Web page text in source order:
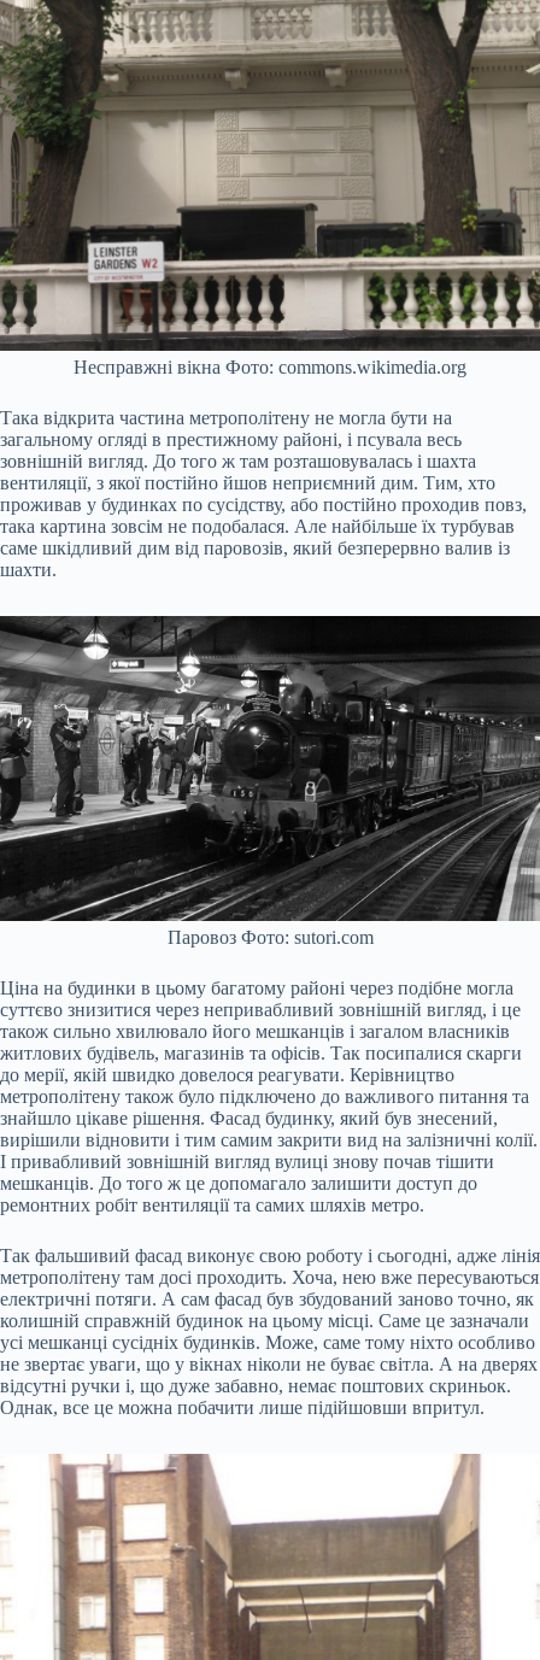
Несправжні вікна Фото: commons.wikimedia.org
Така відкрита частина метрополітену не могла бути на
загальному огляді в престижному районі, і псувала весь
зовнішній вигляд. До того ж там розташовувалась і шахта
вентиляції, з якої постійно йшов неприємний дим. Тим, хто
проживав у будинках по сусідству, або постійно проходив повз,
така картина зовсім не подобалася. Але найбільше їх турбував
саме шкідливий дим від паровозів, який безперервно валив із
шахти.
Паровоз Фото: sutori.com
Ціна на будинки в цьому багатому районі через подібне могла
суттєво знизитися через непривабливий зовнішній вигляд, і це
також сильно хвилювало його мешканців і загалом власників
житлових будівель, магазинів та офісів. Так посипалися скарги
до мерії, якій швидко довелося реагувати. Керівництво
метрополітену також було підключено до важливого питання та
знайшло цікаве рішення. Фасад будинку, який був знесений,
вирішили відновити і тим самим закрити вид на залізничні колії.
І привабливий зовнішній вигляд вулиці знову почав тішити
мешканців. До того ж це допомагало залишити доступ до
ремонтних робіт вентиляції та самих шляхів метро.
Так фальшивий фасад виконує свою роботу і сьогодні, адже лінія
метрополітену там досі проходить. Хоча, нею вже пересуваються
електричні потяги. А сам фасад був збудований заново точно, як
колишній справжній будинок на цьому місці. Саме це зазначали
усі мешканці сусідніх будинків. Може, саме тому ніхто особливо
не звертає уваги, що у вікнах ніколи не буває світла. А на дверях
відсутні ручки і, що дуже забавно, немає поштових скриньок.
Однак, все це можна побачити лише підійшовши впритул.